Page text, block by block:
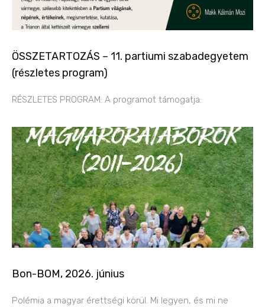
ÖSSZETARTOZÁS – 11. partiumi szabadegyetem
(részletes program)
RÉSZLETES PROGRAM: A programot támogatja:
Bon-BOM, 2026. június
Polémia a magyar érettségi körül. Mi legyen, és mi ne